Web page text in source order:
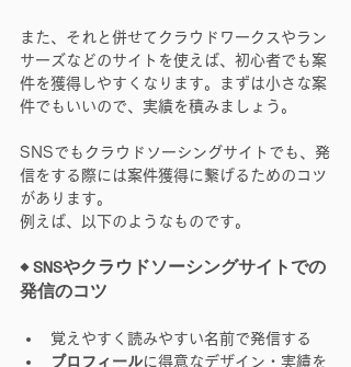
また、それと併せてクラウドワークスやラン
サーズなどのサイトを使えば、初心者でも案
件を獲得しやすくなります。まずは小さな案
件でもいいので、実績を積みましょう。
SNSでもクラウドソーシングサイトでも、発
信をする際には案件獲得に繋げるためのコツ
があります。
例えば、以下のようなものです。
◆ SNSやクラウドソーシングサイトでの
発信のコツ
覚えやすく読みやすい名前で発信する
プロフィールに得意なデザイン・実績を